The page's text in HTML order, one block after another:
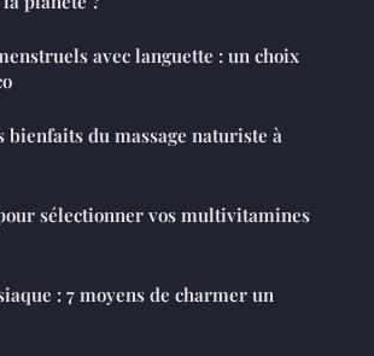
avec languette : un choix
bienfaits du massage naturiste à
sélectionner vos multivitamines
: 7 moyens de charmer un